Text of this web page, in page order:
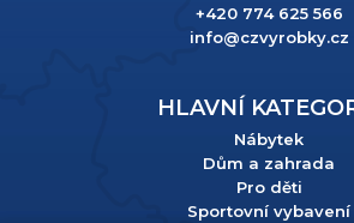
+420 774 625 566
info@czvyrobky.cz
HLAVNÍ
Nábytek
Dům a zahrada
Pro děti
Sportovní vybavení